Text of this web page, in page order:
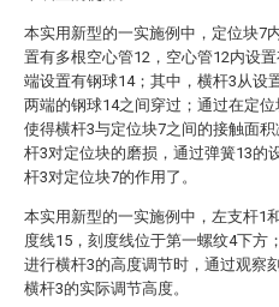
本实用新型的一实施例中，定位块7
置有多根空心管12，空心管12内设
端设置有钢球14；其中，横杆3从设
两端的钢球14之间穿过；通过在定位
使得横杆3与定位块7之间的接触面
杆3对定位块的磨损，通过弹簧13的
杆3对定位块7的作用了。
本实用新型的一实施例中，左支杆1
度线15，刻度线位于第一螺纹4下方
进行横杆3的高度调节时，通过观察
横杆3的实际调节高度。